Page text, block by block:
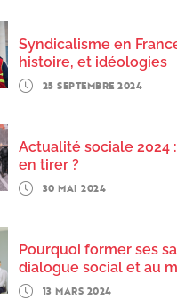
Syndicalisme en
histoire, et idéologies
25 SEPTEMBRE 2024
Actualité sociale 2024
en tirer ?
30 MAI 2024
Pourquoi former ses
dialogue social et au
13 MARS 2024